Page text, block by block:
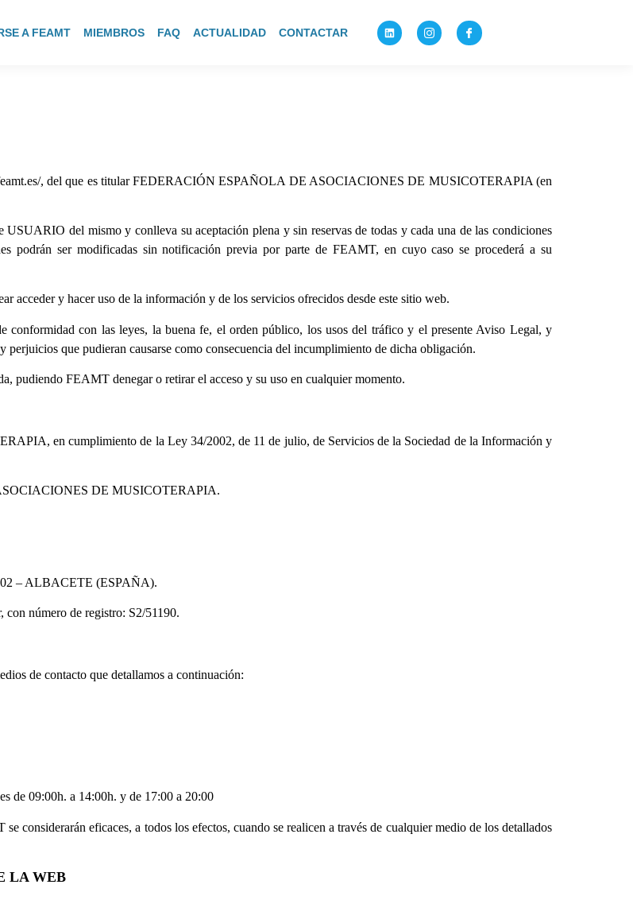
A FEAMT MIEMBROS FAQ ACTUALIDAD CONTACTAR
, del que es titular FEDERACIÓN ESPAÑOLA DE ASOCIACIONES DE MUSICOTERAPIA (en
del mismo y conlleva su aceptación plena y sin reservas de todas y cada una de las condiciones
podrán ser modificadas sin notificación previa por parte de FEAMT, en cuyo caso se procederá a su
acceder y hacer uso de la información y de los servicios ofrecidos desde este sitio web.
conformidad con las leyes, la buena fe, el orden público, los usos del tráfico y el presente Aviso Legal, y
que pudieran causarse como consecuencia del incumplimiento de dicha obligación.
pudiendo FEAMT denegar o retirar el acceso y su uso en cualquier momento.
en cumplimiento de la Ley 34/2002, de 11 de julio, de Servicios de la Sociedad de la Información y
DE MUSICOTERAPIA.
– ALBACETE (ESPAÑA).
número de registro: S2/51190.
de contacto que detallamos a continuación:
de 09:00h. a 14:00h. y de 17:00 a 20:00
considerarán eficaces, a todos los efectos, cuando se realicen a través de cualquier medio de los detallados
LA WEB